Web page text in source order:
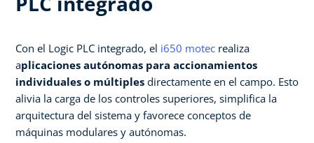
Con el Logic PLC integrado, el i650 motec realiza
aplicaciones autónomas para accionamientos
individuales o múltiples directamente en el campo. Esto
alivia la carga de los controles superiores, simplifica la
arquitectura del sistema y favorece conceptos de
máquinas modulares y autónomas. ​ ​